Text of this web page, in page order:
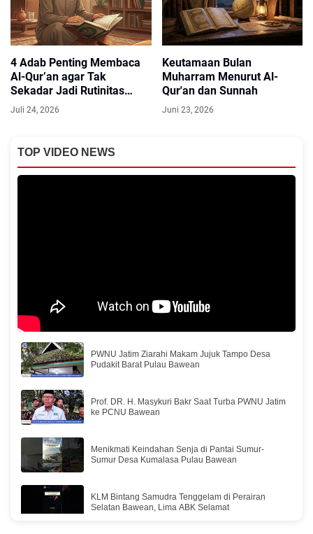
4 Adab Penting Membaca
Al-Qur’an agar Tak
Sekadar Jadi Rutinitas
Lisan
Juli 24, 2026
Keutamaan Bulan
Muharram Menurut Al-
Qur'an dan Sunnah
Juni 23, 2026
TOP VIDEO NEWS
PWNU Jatim Ziarahi Makam Jujuk Tampo Desa
Pudakit Barat Pulau Bawean
Prof. DR. H. Masykuri Bakr Saat Turba PWNU Jatim
ke PCNU Bawean
Menikmati Keindahan Senja di Pantai Sumur-
Sumur Desa Kumalasa Pulau Bawean
KLM Bintang Samudra Tenggelam di Perairan
Selatan Bawean, Lima ABK Selamat